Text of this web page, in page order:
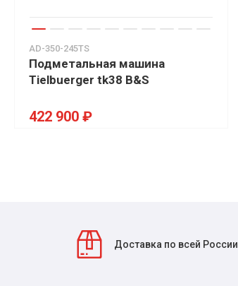
AD-350-245TS
Подметальная машина
Tielbuerger tk38 B&S
422 900 ₽
Доставка по всей России